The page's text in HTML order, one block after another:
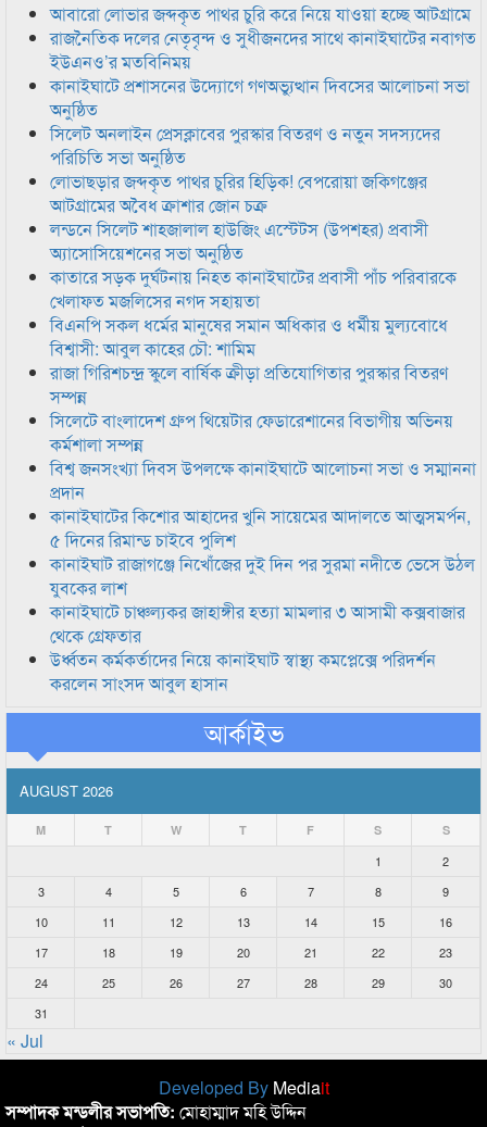
আবারো লোভার জব্দকৃত পাথর চুরি করে নিয়ে যাওয়া হচ্ছে আটগ্রামে
রাজনৈতিক দলের নেতৃবৃন্দ ও সুধীজনদের সাথে কানাইঘাটের নবাগত
ইউএনও’র মতবিনিময়
কানাইঘাটে প্রশাসনের উদ্যোগে গণঅভ্যুত্থান দিবসের আলোচনা সভা
অনুষ্ঠিত
সিলেট অনলাইন প্রেসক্লাবের পুরস্কার বিতরণ ও নতুন সদস্যদের
পরিচিতি সভা অনুষ্ঠিত
লোভাছড়ার জব্দকৃত পাথর চুরির হিড়িক! বেপরোয়া জকিগঞ্জের
আটগ্রামের অবৈধ ক্রাশার জোন চক্র
লন্ডনে সিলেট শাহজালাল হাউজিং এস্টেটস (উপশহর) প্রবাসী
অ্যাসোসিয়েশনের সভা অনুষ্ঠিত
কাতারে সড়ক দুর্ঘটনায় নিহত কানাইঘাটের প্রবাসী পাঁচ পরিবারকে
খেলাফত মজলিসের নগদ সহায়তা
বিএনপি সকল ধর্মের মানুষের সমান অধিকার ও ধর্মীয় মুল্যবোধে
বিশ্বাসী: আবুল কাহের চৌ: শামিম
রাজা গিরিশচন্দ্র স্কুলে বার্ষিক ক্রীড়া প্রতিযোগিতার পুরস্কার বিতরণ
সম্পন্ন
সিলেটে বাংলাদেশ গ্রুপ থিয়েটার ফেডারেশানের বিভাগীয় অভিনয়
কর্মশালা সম্পন্ন
বিশ্ব জনসংখ্যা দিবস উপলক্ষে কানাইঘাটে আলোচনা সভা ও সম্মাননা
প্রদান
কানাইঘাটের কিশোর আহাদের খুনি সায়েমের আদালতে আত্মসমর্পন,
৫ দিনের রিমান্ড চাইবে পুলিশ
কানাইঘাট রাজাগঞ্জে নিখোঁজের দুই দিন পর সুরমা নদীতে ভেসে উঠল
যুবকের লাশ
কানাইঘাটে চাঞ্চল্যকর জাহাঙ্গীর হত্যা মামলার ৩ আসামী কক্সবাজার
থেকে গ্রেফতার
উর্ধ্বতন কর্মকর্তাদের নিয়ে কানাইঘাট স্বাস্থ্য কমপ্লেক্সে পরিদর্শন
করলেন সাংসদ আবুল হাসান
আর্কাইভ
AUGUST 2026
M T W T F S S
1
2
3
4 5 6 7 8
9
10
11 12 13 14 15
16
17
18 19 20 21 22
23
24
25 26 27 28 29
30
31
« Jul
Developed By Mediait
সম্পাদক মন্ডলীর সভাপতি: মোহাম্মাদ মহি উদ্দিন